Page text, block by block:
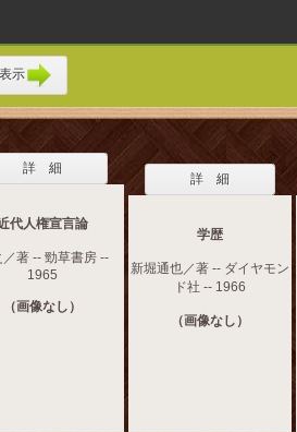
示
詳 細
代人権宣言論
／著 -- 勁草書房 --
1965
（画像なし）
詳 細
学歴
新堀通也／著 -- ダイヤモン
ド社 -- 1966
（画像なし）